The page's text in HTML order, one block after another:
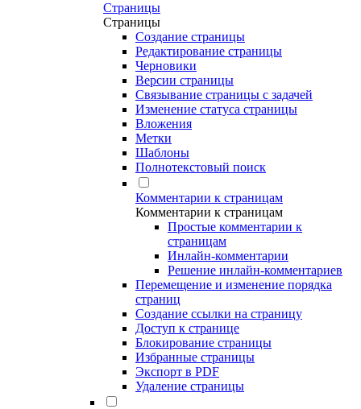
Страницы
Страницы
Создание страницы
Редактирование страницы
Черновики
Версии страницы
Связывание страницы с задачей
Изменение статуса страницы
Вложения
Метки
Шаблоны
Полнотекстовый поиск
Комментарии к страницам
Комментарии к страницам
Простые комментарии к
страницам
Инлайн-комментарии
Решение инлайн-комментариев
Перемещение и изменение порядка
страниц
Создание ссылки на страницу
Доступ к странице
Блокирование страницы
Избранные страницы
Экспорт в PDF
Удаление страницы